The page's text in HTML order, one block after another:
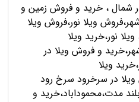
شمال ، خرید و فروش زمین و
ویلا نور،فروش ويلا
نور،خرید ويلا
و فروش ویلا در
ویلا
ویلا در سرخرود سرخ رود
مدت،محموداباد،خرید و